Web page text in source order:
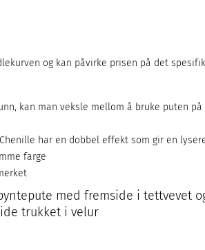
og kan påvirke prisen på det
kan man veksle mellom å bruke puten på
har en dobbel effekt som gir en
farge
med fremside i tettvevet
trukket i velur